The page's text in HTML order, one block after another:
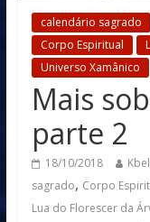
calendário sagrado
Corpo Espiritual
Universo Xamânico
Mais
parte 2
18/10/2018
sagrado, Corpo
Lua do Florescer da